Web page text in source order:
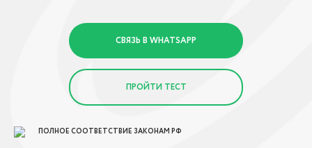
СВЯЗЬ В WHATSAPP
ПРОЙТИ ТЕСТ
ПОЛНОЕ СООТВЕТСТВИЕ ЗАКОНАМ РФ